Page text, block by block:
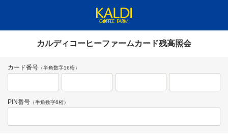
カルディコーヒーファームカード残高照会
カード番号 （半角数字16桁）
PIN番号 （半角数字6桁）